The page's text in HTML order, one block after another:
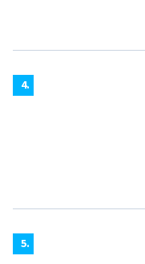
4.
5.